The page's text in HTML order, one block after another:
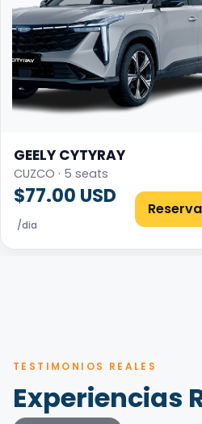
GEELY CYTYRAY
CUZCO · 5 seats
$77.00 USD
/dia
TESTIMONIOS REALES
Experiencias